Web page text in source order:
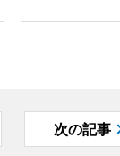
次の記事